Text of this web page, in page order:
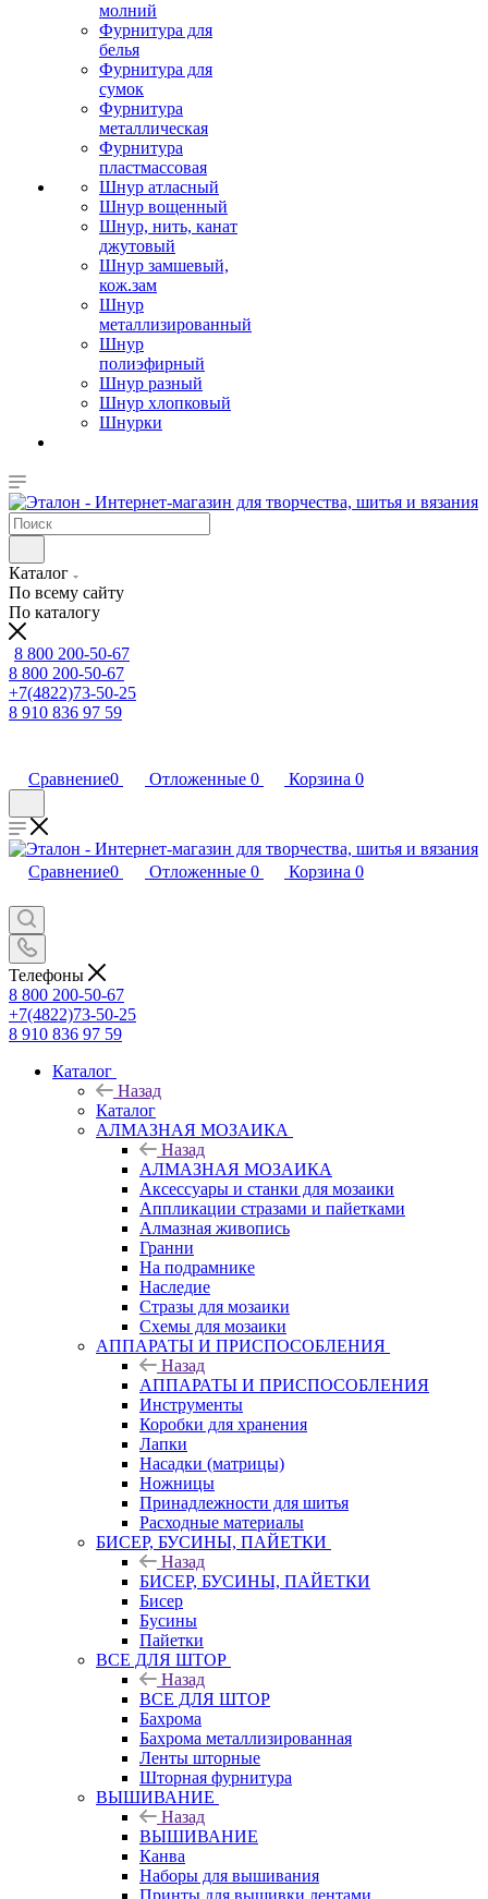
молний
Фурнитура для
белья
Фурнитура для
сумок
Фурнитура
металлическая
Фурнитура
пластмассовая
Шнур атласный
Шнур вощенный
Шнур, нить, канат
джутовый
Шнур замшевый,
кож.зам
Шнур
металлизированный
Шнур
полиэфирный
Шнур разный
Шнур хлопковый
Шнурки
Каталог
По всему сайту
По каталогу
8 800 200-50-67
8 800 200-50-67
+7(4822)73-50-25
8 910 836 97 59
Сравнение0 Отложенные 0 Корзина 0
Сравнение0 Отложенные 0 Корзина 0
Телефоны
8 800 200-50-67
+7(4822)73-50-25
8 910 836 97 59
Каталог
Назад
Каталог
АЛМАЗНАЯ МОЗАИКА
Назад
АЛМАЗНАЯ МОЗАИКА
Аксессуары и станки для мозаики
Аппликации стразами и пайетками
Алмазная живопись
Гранни
На подрамнике
Наследие
Стразы для мозаики
Схемы для мозаики
АППАРАТЫ И ПРИСПОСОБЛЕНИЯ
Назад
АППАРАТЫ И ПРИСПОСОБЛЕНИЯ
Инструменты
Коробки для хранения
Лапки
Насадки (матрицы)
Ножницы
Принадлежности для шитья
Расходные материалы
БИСЕР, БУСИНЫ, ПАЙЕТКИ
Назад
БИСЕР, БУСИНЫ, ПАЙЕТКИ
Бисер
Бусины
Пайетки
ВСЕ ДЛЯ ШТОР
Назад
ВСЕ ДЛЯ ШТОР
Бахрома
Бахрома металлизированная
Ленты шторные
Шторная фурнитура
ВЫШИВАНИЕ
Назад
ВЫШИВАНИЕ
Канва
Наборы для вышивания
Принты для вышивки лентами